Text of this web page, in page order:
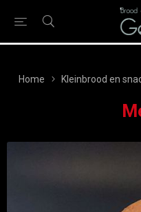
Home Kleinbrood en